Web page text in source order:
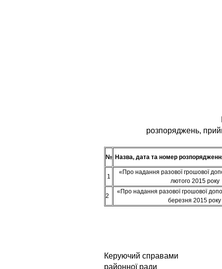
розпоряджень,
№ Назва, дата та номер
1
«Про надання разової грошової
лютого 2015 року
2
«Про надання разової грошової
березня 2015 року
Керуючий справами